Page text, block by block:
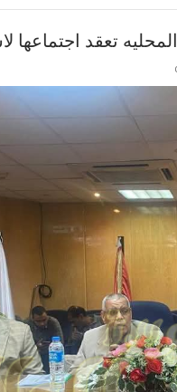
المحليه تعقد